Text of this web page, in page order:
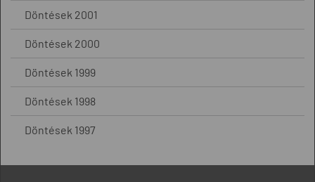
Döntések 2001
Döntések 2000
Döntések 1999
Döntések 1998
Döntések 1997